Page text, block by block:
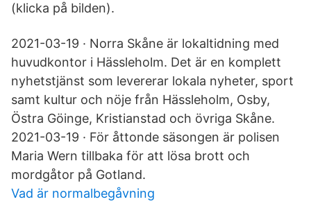
(klicka på bilden).
2021-03-19 · Norra Skåne är lokaltidning med
huvudkontor i Hässleholm. Det är en komplett
nyhetstjänst som levererar lokala nyheter, sport
samt kultur och nöje från Hässleholm, Osby,
Östra Göinge, Kristianstad och övriga Skåne.
2021-03-19 · För åttonde säsongen är polisen
Maria Wern tillbaka för att lösa brott och
mordgåtor på Gotland.
Vad är normalbegåvning